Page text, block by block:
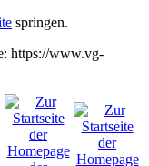
springen.
https://www.vg-